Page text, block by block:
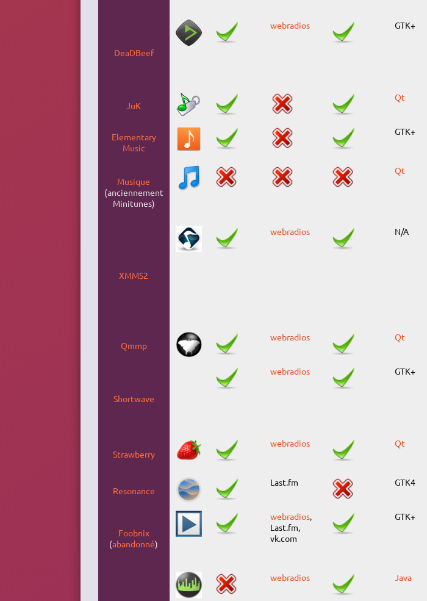
DeaDBeef
webradios GTK+
JuK
Qt
Elementary
Music
GTK+
Musique
(anciennement
Minitunes)
Qt
XMMS2
webradios N/A
Qmmp
webradios Qt
Shortwave
webradios GTK+
Strawberry
webradios Qt
Resonance
Last.fm GTK4
Foobnix
(abandonné)
webradios,
Last.fm,
vk.com
GTK+
webradios Java